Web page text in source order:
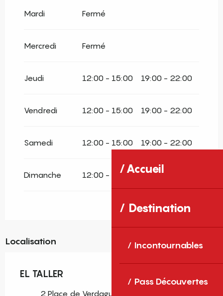
Accueil
Destination
Incontournables
Pass Découvertes
Mardi Fermé
Mercredi Fermé
Jeudi 12:00 - 15:00 19:00 - 22:00
Vendredi 12:00 - 15:00 19:00 - 22:00
Samedi 12:00 - 15:00 19:00 - 22:00
Dimanche 12:00 - 15:00 19:00 - 22:00
Localisation
EL TALLER
2 Place de Verdaguer, 66500 Taurinya